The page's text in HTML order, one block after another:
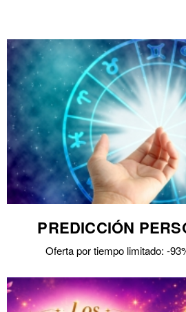
PREDICCIÓN
Oferta por tiempo limitado: -